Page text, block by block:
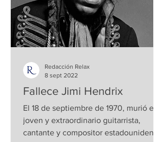
Fallece Jimi Hendrix
El 18 de septiembre de 1970, murió este
joven y extraordinario guitarrista,
cantante y compositor estadounidense,
Redacción Relax
8 sept 2022